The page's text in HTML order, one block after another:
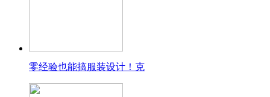
零经验也能搞服装设计！克